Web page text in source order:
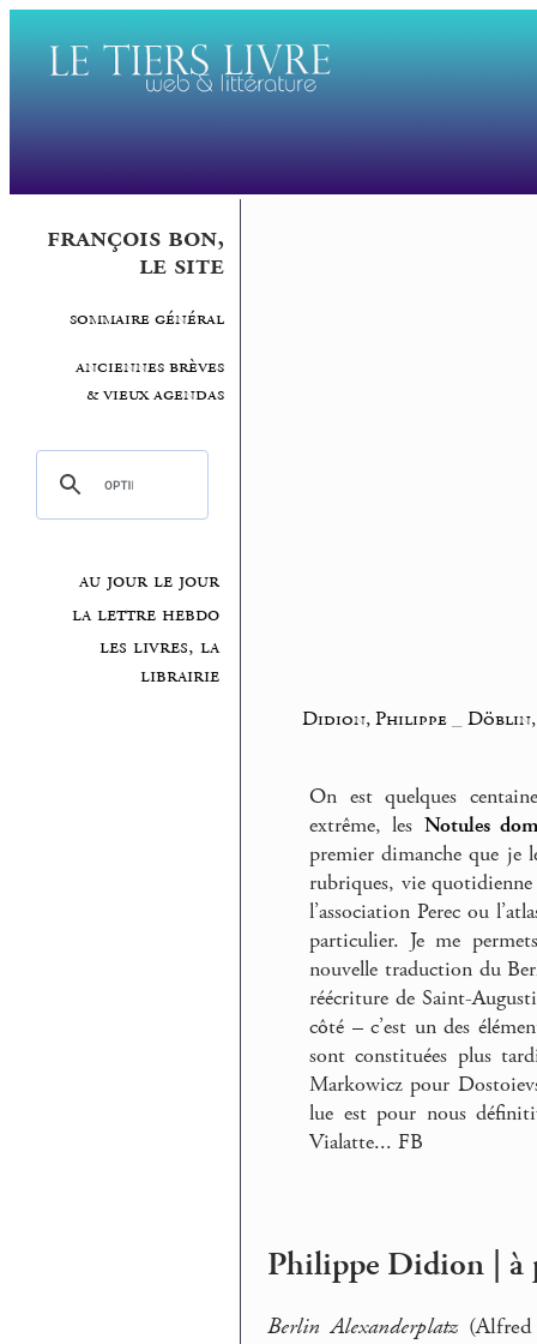
françois bon,
le site
sommaire général
anciennes brèves
& vieux agendas
au jour le jour
la lettre hebdo
les livres, la
librairie
Didion, Philippe
On est quelques
extrême, les Notules
premier dimanche que je
rubriques, vie quotidienne
l’association Perec ou
particulier. Je me
nouvelle traduction du
réécriture de Saint-
côté – c’est un des
sont constituées plus
Markowicz pour
lue est pour nous
Vialatte... FB
Philippe Didion | à
Berlin Alexanderplatz(Alfred